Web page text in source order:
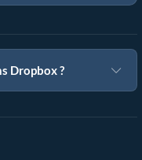
Dropbox ?